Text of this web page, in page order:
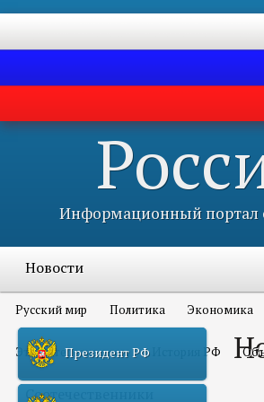
Информационный портал
Новости
Русский мир Политика Экономика
Это интересно всем История РФ
Соотечественники
Президент РФ